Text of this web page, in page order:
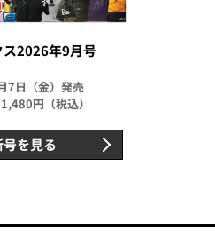
ス2026年9月号
7日（金）発売
円（税込）
を見る